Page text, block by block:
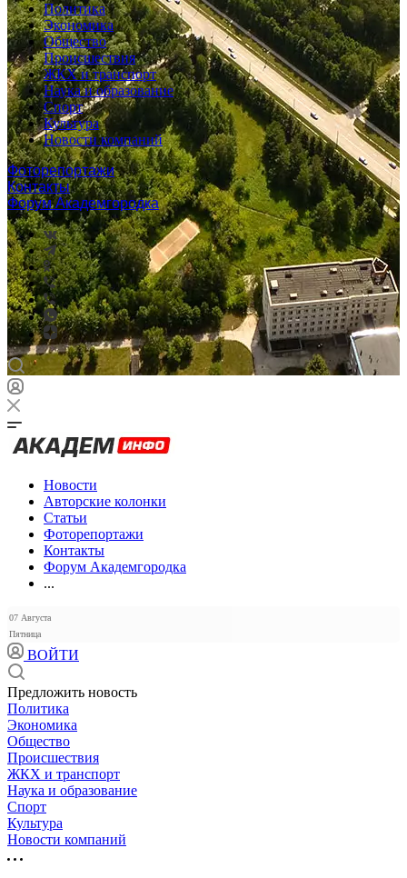
Политика
Экономика
Общество
Происшествия
ЖКХ и транспорт
Наука и образование
Спорт
Культура
Новости компаний
Фоторепортажи
Контакты
Форум Академгородка
Новости
Авторские колонки
Статьи
Фоторепортажи
Контакты
Форум Академгородка
...
07 Августа
Пятница
ВОЙТИ
Предложить новость
Политика
Экономика
Общество
Происшествия
ЖКХ и транспорт
Наука и образование
Спорт
Культура
Новости компаний